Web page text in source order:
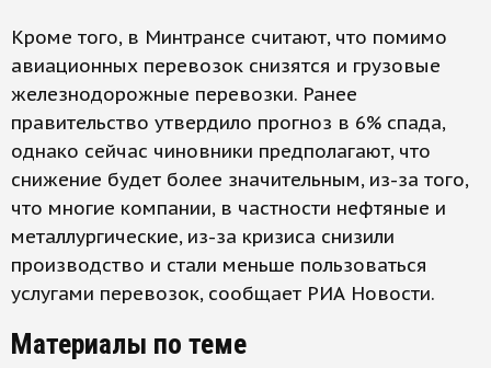
Кроме того, в Минтрансе считают, что помимо
авиационных перевозок снизятся и грузовые
железнодорожные перевозки. Ранее
правительство утвердило прогноз в 6% спада,
однако сейчас чиновники предполагают, что
снижение будет более значительным, из-за того,
что многие компании, в частности нефтяные и
металлургические, из-за кризиса снизили
производство и стали меньше пользоваться
услугами перевозок, сообщает РИА Новости.
Материалы по теме